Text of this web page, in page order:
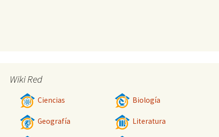
Wiki Red
Ciencias Biología
Geografía Literatura